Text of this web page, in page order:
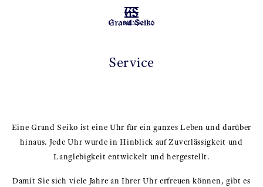
MENÜ
Service
Eine Grand Seiko ist eine Uhr für ein ganzes Leben und darüber
hinaus. Jede Uhr wurde in Hinblick auf Zuverlässigkeit und
Langlebigkeit entwickelt und hergestellt.
Damit Sie sich viele Jahre an Ihrer Uhr erfreuen können, gibt es